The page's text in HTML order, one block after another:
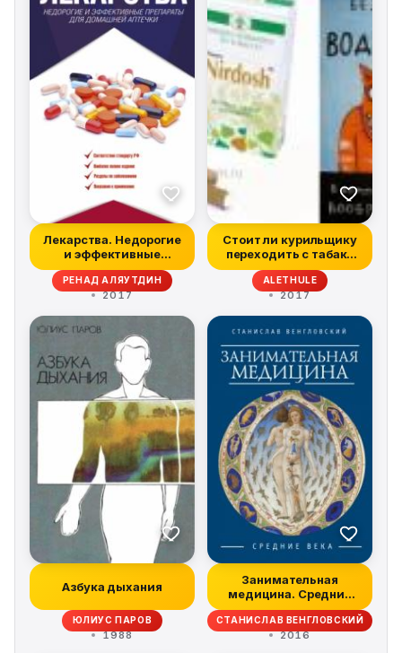
Лекарства. Недорогие
и эффективные
препараты для д...
РЕНАД АЛЯУТДИН
2017
Стоит ли курильщику
переходить с табака
на электро...
ALETHULE
2017
Азбука дыхания
ЮЛИУС ПАРОВ
1988
Занимательная
медицина. Средние
века
СТАНИСЛАВ ВЕНГЛОВСКИЙ
2016